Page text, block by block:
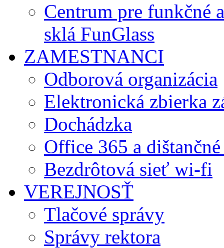
Centrum pre funkčné
sklá FunGlass
ZAMESTNANCI
Odborová organizácia
Elektronická zbierka
Dochádzka
Office 365 a
Bezdrôtová sieť wi-fi
VEREJNOSŤ
Tlačové správy
Správy rektora